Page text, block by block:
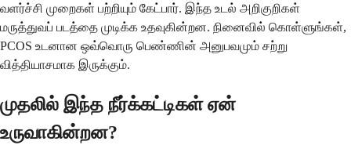
வளர்ச்சி முறைகள் பற்றியும் கேட்பார். இந்த உடல் அறிகுறிகள்
மருத்துவப் படத்தை முடிக்க உதவுகின்றன. நினைவில் கொள்ளுங்கள்,
PCOS உடனான ஒவ்வொரு பெண்ணின் அனுபவமும் சற்று
வித்தியாசமாக இருக்கும்.
முதலில் இந்த நீர்க்கட்டிகள் ஏன்
உருவாகின்றன?